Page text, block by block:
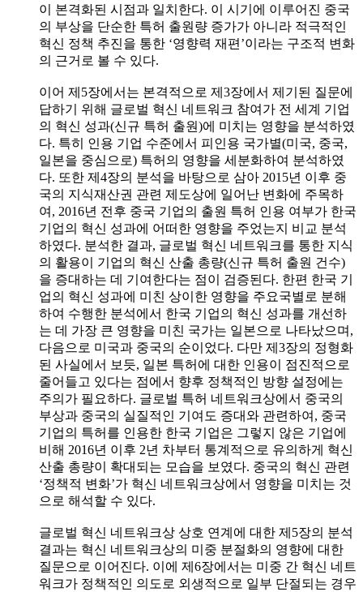
이 본격화된 시점과 일치한다. 이 시기에 이루어진 중국
의 부상을 단순한 특허 출원량 증가가 아니라 적극적인
혁신 정책 추진을 통한 ‘영향력 재편’이라는 구조적 변화
의 근거로 볼 수 있다.
이어 제5장에서는 본격적으로 제3장에서 제기된 질문에
답하기 위해 글로벌 혁신 네트워크 참여가 전 세계 기업
의 혁신 성과(신규 특허 출원)에 미치는 영향을 분석하였
다. 특히 인용 기업 수준에서 피인용 국가별(미국, 중국,
일본을 중심으로) 특허의 영향을 세분화하여 분석하였
다. 또한 제4장의 분석을 바탕으로 삼아 2015년 이후 중
국의 지식재산권 관련 제도상에 일어난 변화에 주목하
여, 2016년 전후 중국 기업의 출원 특허 인용 여부가 한국
기업의 혁신 성과에 어떠한 영향을 주었는지 비교 분석
하였다. 분석한 결과, 글로벌 혁신 네트워크를 통한 지식
의 활용이 기업의 혁신 산출 총량(신규 특허 출원 건수)
을 증대하는 데 기여한다는 점이 검증된다. 한편 한국 기
업의 혁신 성과에 미친 상이한 영향을 주요국별로 분해
하여 수행한 분석에서 한국 기업의 혁신 성과를 개선하
는 데 가장 큰 영향을 미친 국가는 일본으로 나타났으며,
다음으로 미국과 중국의 순이었다. 다만 제3장의 정형화
된 사실에서 보듯, 일본 특허에 대한 인용이 점진적으로
줄어들고 있다는 점에서 향후 정책적인 방향 설정에는
주의가 필요하다. 글로벌 특허 네트워크상에서 중국의
부상과 중국의 실질적인 기여도 증대와 관련하여, 중국
기업의 특허를 인용한 한국 기업은 그렇지 않은 기업에
비해 2016년 이후 2년 차부터 통계적으로 유의하게 혁신
산출 총량이 확대되는 모습을 보였다. 중국의 혁신 관련
‘정책적 변화’가 혁신 네트워크상에서 영향을 미치는 것
으로 해석할 수 있다.
글로벌 혁신 네트워크상 상호 연계에 대한 제5장의 분석
결과는 혁신 네트워크상의 미중 분절화의 영향에 대한
질문으로 이어진다. 이에 제6장에서는 미중 간 혁신 네트
워크가 정책적인 의도로 외생적으로 일부 단절되는 경우